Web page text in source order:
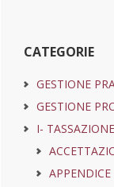
CATEGORIE
GESTIONE
GESTIONE
I-
APPENDICE